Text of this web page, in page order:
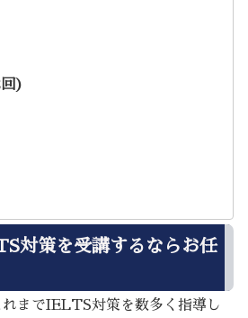
)
対策を受講するならお任
までIELTS対策を数多く指導し